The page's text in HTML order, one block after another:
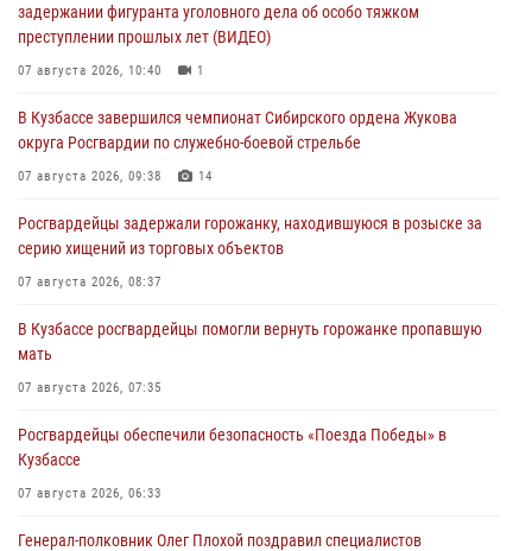
задержании фигуранта уголовного дела об особо тяжком
преступлении прошлых лет (ВИДЕО)
07 августа 2026, 10:40 1
В Кузбассе завершился чемпионат Сибирского ордена Жукова
округа Росгвардии по служебно-боевой стрельбе
07 августа 2026, 09:38 14
Росгвардейцы задержали горожанку, находившуюся в розыске за
серию хищений из торговых объектов
07 августа 2026, 08:37
В Кузбассе росгвардейцы помогли вернуть горожанке пропавшую
мать
07 августа 2026, 07:35
Росгвардейцы обеспечили безопасность «Поезда Победы» в
Кузбассе
07 августа 2026, 06:33
Генерал-полковник Олег Плохой поздравил специалистов